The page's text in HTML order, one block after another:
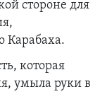
стороне для
Карабаха.
которая
умыла руки в